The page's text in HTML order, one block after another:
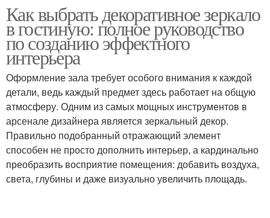
Как выбрать декоративное зеркало
в гостиную: полное руководство
по созданию эффектного
интерьера
Оформление зала требует особого внимания к каждой
детали, ведь каждый предмет здесь работает на общую
атмосферу. Одним из самых мощных инструментов в
арсенале дизайнера является зеркальный декор.
Правильно подобранный отражающий элемент
способен не просто дополнить интерьер, а кардинально
преобразить восприятие помещения: добавить воздуха,
света, глубины и даже визуально увеличить площадь.